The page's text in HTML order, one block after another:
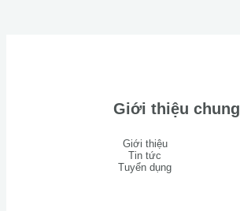
Giới thiệu chung
Giới thiệu
Tin tức
Tuyển dụng